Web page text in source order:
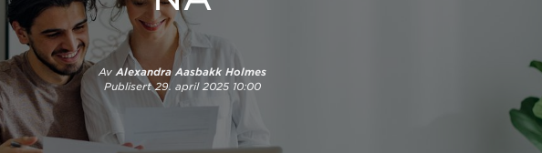
AvAlexandra Aasbakk Holmes
Publisert29. april 2025 10:00